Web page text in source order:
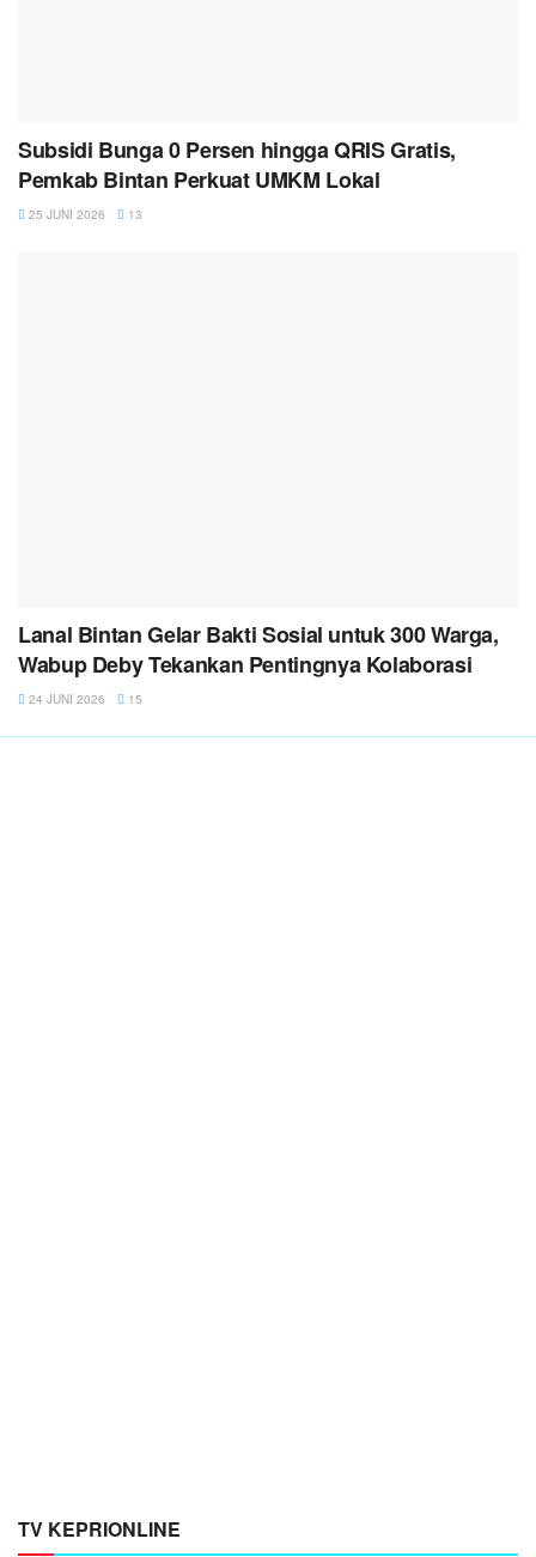
Subsidi Bunga 0 Persen hingga QRIS Gratis,
Pemkab Bintan Perkuat UMKM Lokal
25 JUNI 2026 13
Lanal Bintan Gelar Bakti Sosial untuk 300 Warga,
Wabup Deby Tekankan Pentingnya Kolaborasi
24 JUNI 2026 15
TV KEPRIONLINE